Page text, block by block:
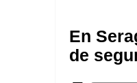
En
de